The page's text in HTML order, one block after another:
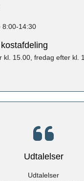
8:00-14:30
kl. 15.00, fredag efter kl.
Udtalelser
Udtalelser